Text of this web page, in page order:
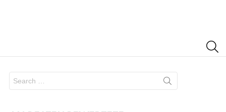
for: